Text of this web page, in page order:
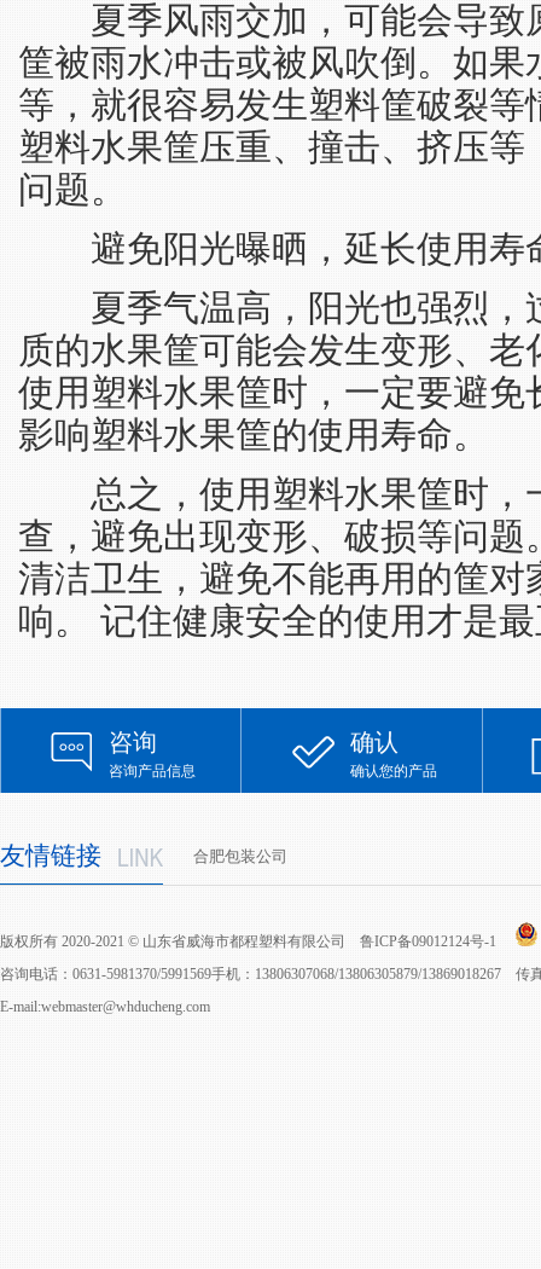
夏季风雨交加，可能会导致
筐被雨水冲击或被风吹倒。如果
等，就很容易发生塑料筐破裂等
塑料水果筐压重、撞击、挤压等
问题。
避免阳光曝晒，延长使用寿
夏季气温高，阳光也强烈，
质的水果筐可能会发生变形、
使用塑料水果筐时，一定要避免
影响塑料水果筐的使用寿命。
总之，使用塑料水果筐时，
查，避免出现变形、破损等问题
清洁卫生，避免不能再用的筐对
响。 记住健康安全的使用才是
咨询
咨询产品信息
确认
确认您的产品
友情链接 合肥包装公司
版权所有 2020-2021 © 山东省威海市都程塑料有限公司 鲁ICP备09012124号-1
咨询电话：0631-5981370/5991569手机：13806307068/13806305879/13869018267
E-mail:webmaster@whducheng.com